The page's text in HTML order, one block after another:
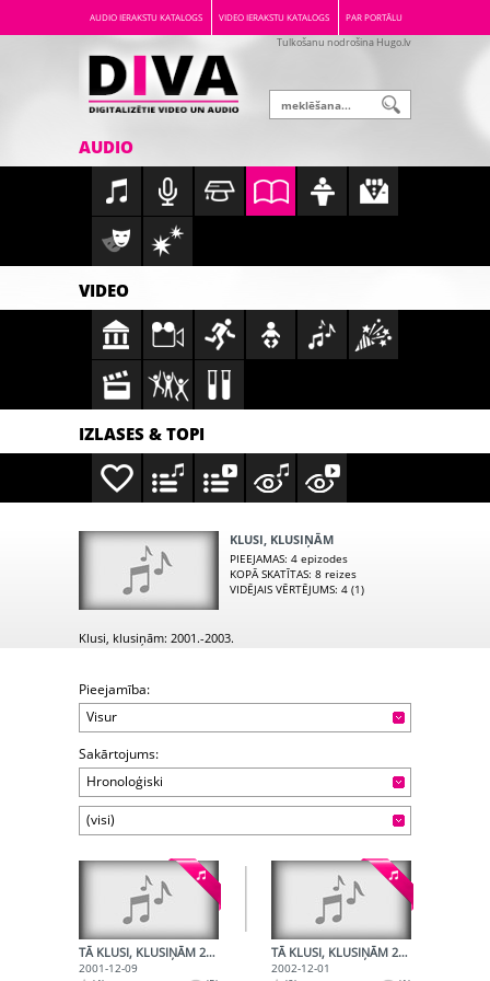
AUDIO IERAKSTU KATALOGS VIDEO IERAKSTU KATALOGS PAR PORTĀLU
Tulkošanu nodrošina Hugo.lv
AUDIO
VIDEO
IZLASES & TOPI
KLUSI, KLUSIŅĀM
PIEEJAMAS: 4 epizodes
KOPĀ SKATĪTAS: 8 reizes
VIDĒJAIS VĒRTĒJUMS: 4 (1)
Klusi, klusiņām: 2001.-2003.
Pieejamība:
Visur
Sakārtojums:
Hronoloģiski
(visi)
TĀ KLUSI, KLUSIŅĀM 2001.12.09.
2001-12-09
TĀ KLUSI, KLUSIŅĀM 2002.12.01.
2002-12-01